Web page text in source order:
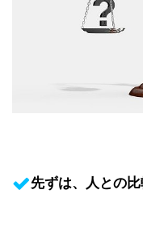
先ずは、人との